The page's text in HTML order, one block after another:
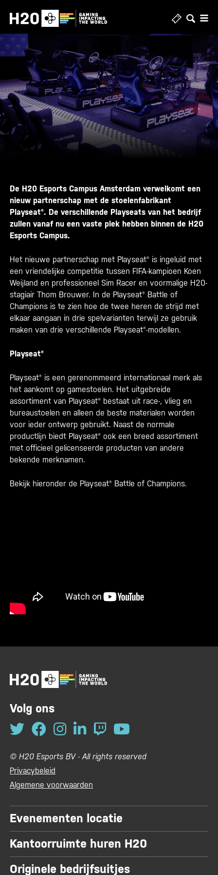
De H20 Esports Campus Amsterdam verwelkomt een
nieuw partnerschap met de stoelenfabrikant
Playseat®. De verschillende Playseats van het bedrijf
zullen vanaf nu een vaste plek hebben binnen de H20
Esports Campus.
Het nieuwe partnerschap met Playseat® is ingeluid met
een vriendelijke competitie tussen FIFA-kampioen Koen
Weijland en professioneel Sim Racer en voormalige H20-
stagiair Thom Brouwer. In de Playseat® Battle of
Champions is te zien hoe de twee heren de strijd met
elkaar aangaan in drie spelvarianten terwijl ze gebruik
maken van drie verschillende Playseat®-modellen.
Playseat®
Playseat® is een gerenommeerd internationaal merk als
het aankomt op gamestoelen. Het uitgebreide
assortiment van Playseat® bestaat uit race-, vlieg en
bureaustoelen en alleen de beste materialen worden
voor ieder ontwerp gebruikt. Naast de normale
productlijn biedt Playseat® ook een breed assortiment
met officieel gelicenseerde producten van andere
bekende merknamen.
Bekijk hieronder de Playseat® Battle of Champions.
Volg ons
© H20 Esports BV - All rights reserved
Privacybeleid
Algemene voorwaarden
Evenementen locatie
Kantoorruimte huren H20
Originele bedrijfsuitjes